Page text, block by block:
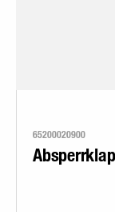
65200020900